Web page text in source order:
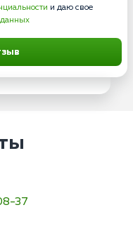
и даю свое
данных
37